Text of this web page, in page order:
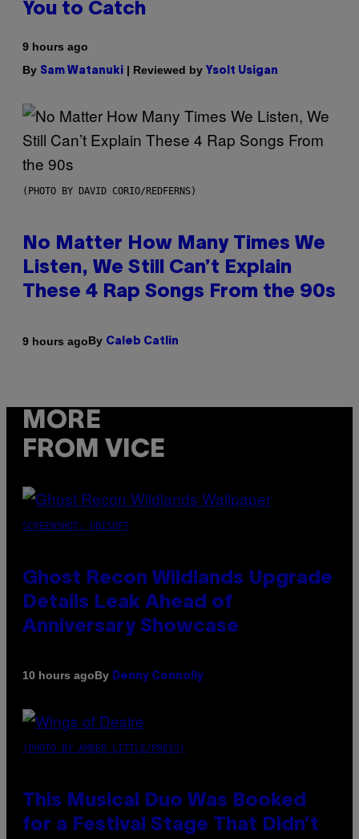
You to Catch
9 hours ago
By Sam Watanuki | Reviewed by Ysolt Usigan
(PHOTO BY DAVID CORIO/REDFERNS)
No Matter How Many Times We
Listen, We Still Can’t Explain
These 4 Rap Songs From the 90s
9 hours agoBy Caleb Catlin
MORE
FROM VICE
SCREENSHOT: UBISOFT
Ghost Recon Wildlands Upgrade
Details Leak Ahead of
Anniversary Showcase
10 hours agoBy Denny Connolly
(PHOTO BY AMBER LITTLE/PRESS)
This Musical Duo Was Booked
for a Festival Stage That Didn’t